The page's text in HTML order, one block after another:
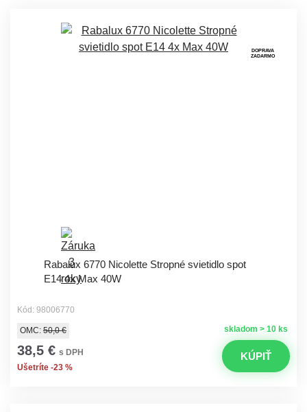
DOPRAVA
ZADARMO
Rabalux 6770 Nicolette Stropné svietidlo spot
E14 4x Max 40W
Kód: 98006770
skladom > 10 ks
OMC: 50,0 €
38,5 € s DPH
Ušetríte -23 %
KÚPIŤ